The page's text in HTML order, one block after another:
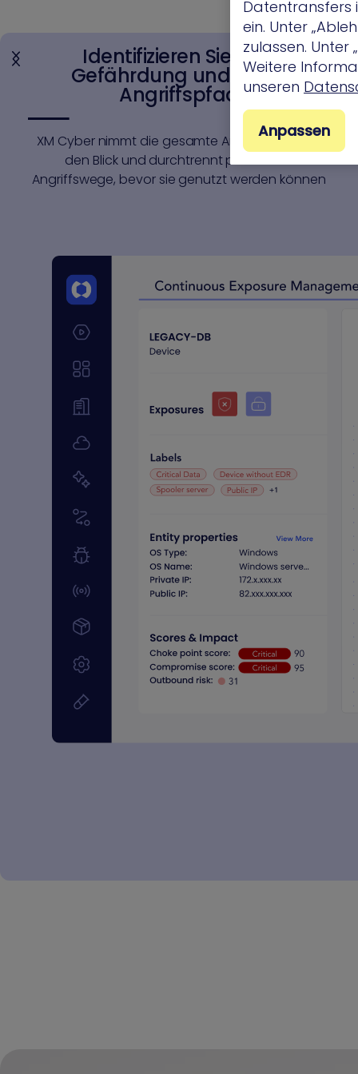
Identifizieren Sie jede
Gefährdung und jeden
Angriffspfad
XM Cyber nimmt die gesamte Angriffsfläche in
den Blick und durchtrennt potenzielle
Angriffswege, bevor sie genutzt werden können
Datentransfers
ein. Unter
zulassen. Unter
Weitere
unseren
Anpassen